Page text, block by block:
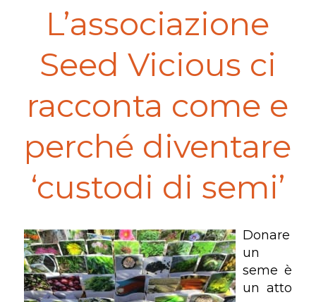
L’associazione
Seed Vicious ci
racconta come e
perché diventare
‘custodi di semi’
Donare
un
seme è
un atto